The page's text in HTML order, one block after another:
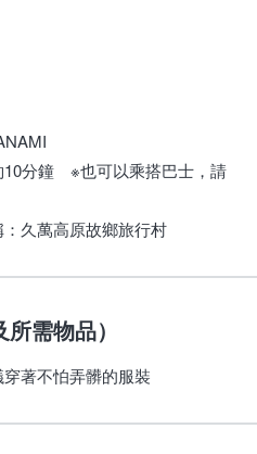
10分鐘 ※也可以乘搭巴士，請
： 久萬高原故鄉旅行村
需物品）
著不怕弄髒的服裝